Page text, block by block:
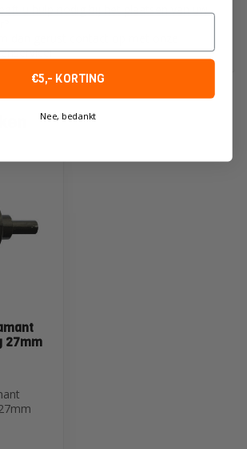
u hulp nodig bij het plaatsen van uw
27mm
€5,- KORTING
Nee, bedankt